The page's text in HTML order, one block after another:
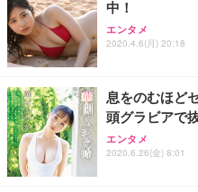
中！
エンタメ
2020.4.6(月) 20:18
息をのむほど
頭グラビアで
エンタメ
2020.6.26(金) 8:01